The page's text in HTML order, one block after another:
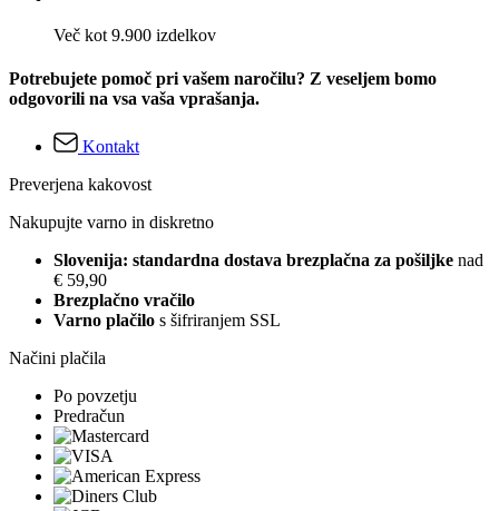
Več kot 9.900 izdelkov
Potrebujete pomoč pri vašem naročilu? Z veseljem bomo
odgovorili na vsa vaša vprašanja.
Kontakt
Preverjena kakovost
Nakupujte varno in diskretno
Slovenija: standardna dostava brezplačna za pošiljke nad
€ 59,90
Brezplačno vračilo
Varno plačilo s šifriranjem SSL
Načini plačila
Po povzetju
Predračun